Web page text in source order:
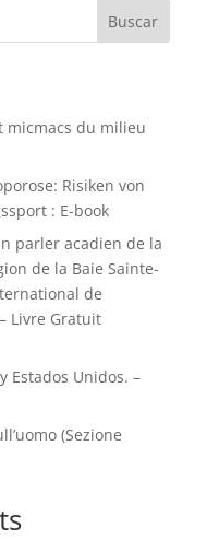
Buscar
micmacs du milieu
Risiken von
: E-book
parler acadien de la
de la Baie Sainte-
de
Livre Gratuit
Estados Unidos. –
(Sezione